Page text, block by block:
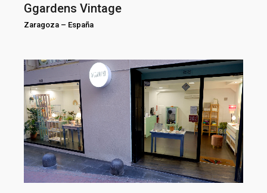
Ggardens Vintage
Zaragoza – España